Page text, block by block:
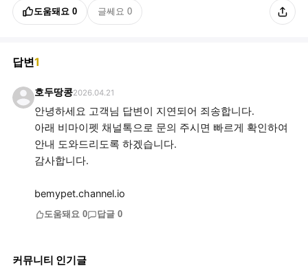
도움돼요 0 글쎄요 0
답변1
호두땅콩2026.04.21
안녕하세요 고객님 답변이 지연되어 죄송합니다.
아래 비마이펫 채널톡으로 문의 주시면 빠르게 확인하여
안내 도와드리도록 하겠습니다.
감사합니다.
bemypet.channel.io
도움돼요 0 답글 0
커뮤니티 인기글